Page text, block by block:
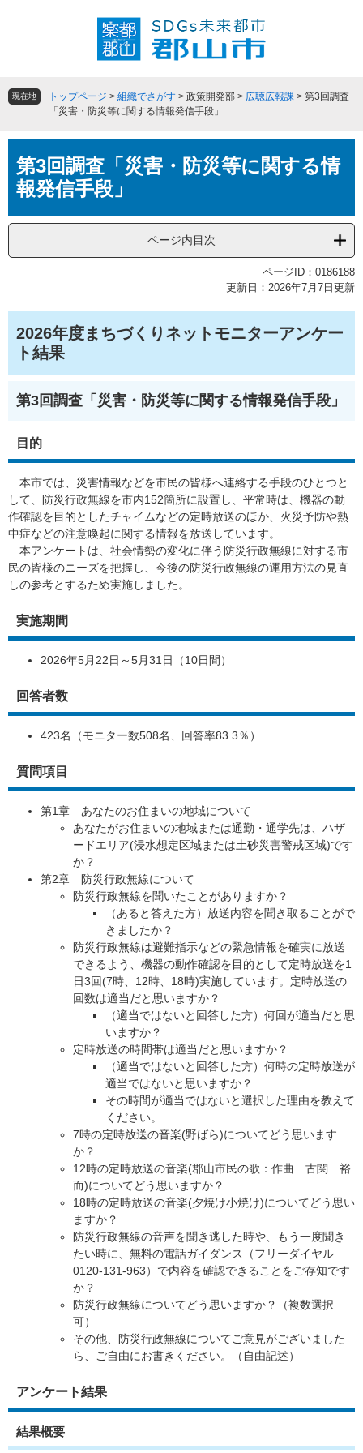
頭
飛現在地 トップページ > 組織でさがす > 政策開発部 > 広聴広報課 > 第3回調査
「災害・防災等に関する情報発信手段」
文第3回調査「災害・防災等に関する情
報発信手段」
ページ内目次
ページID：0186188
更新日：2026年7月7日更新
2026年度まちづくりネットモニターアンケー
ト結果
第3回調査「災害・防災等に関する情報発信手段」
目的
本市では、災害情報などを市民の皆様へ連絡する手段のひとつと
して、防災行政無線を市内152箇所に設置し、平常時は、機器の動
作確認を目的としたチャイムなどの定時放送のほか、火災予防や熱
中症などの注意喚起に関する情報を放送しています。
本アンケートは、社会情勢の変化に伴う防災行政無線に対する市
民の皆様のニーズを把握し、今後の防災行政無線の運用方法の見直
しの参考とするため実施しました。
実施期間
2026年5月22日～5月31日（10日間）
回答者数
423名（モニター数508名、回答率83.3％）
質問項目
第1章 あなたのお住まいの地域について​​
あなたがお住まいの地域または通勤・通学先は、ハザ
ードエリア(浸水想定区域または土砂災害警戒区域)です
か？
第2章 防災行政無線について
防災行政無線を聞いたことがありますか？
（あると答えた方）放送内容を聞き取ることがで
きましたか？
防災行政無線は避難指示などの緊急情報を確実に放送
できるよう、機器の動作確認を目的として定時放送を1
日3回(7時、12時、18時)実施しています。定時放送の
回数は適当だと思いますか？
（適当ではないと回答した方）何回が適当だと思
いますか？
定時放送の時間帯は適当だと思いますか？
（適当ではないと回答した方）何時の定時放送が
適当ではないと思いますか？
その時間が適当ではないと選択した理由を教えて
ください。
7時の定時放送の音楽(野ばら)についてどう思います
か？
12時の定時放送の音楽(郡山市民の歌：作曲 古関 裕
而)についてどう思いますか？
18時の定時放送の音楽(夕焼け小焼け)についてどう思い
ますか？
防災行政無線の音声を聞き逃した時や、もう一度聞き
たい時に、無料の電話ガイダンス（フリーダイヤル
0120-131-963）で内容を確認できることをご存知です
か？
防災行政無線についてどう思いますか？（複数選択
可）
その他、防災行政無線についてご意見がございました
ら、ご自由にお書きください。（自由記述）
アンケート結果
結果概要